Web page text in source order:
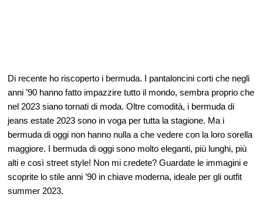
Di recente ho riscoperto i bermuda. I pantaloncini corti che negli
anni ’90 hanno fatto impazzire tutto il mondo, sembra proprio che
nel 2023 siano tornati di moda. Oltre comodità, i bermuda di
jeans estate 2023 sono in voga per tutta la stagione. Ma i
bermuda di oggi non hanno nulla a che vedere con la loro sorella
maggiore. I bermuda di oggi sono molto eleganti, più lunghi, più
alti e così street style! Non mi credete? Guardate le immagini e
scoprite lo stile anni ’90 in chiave moderna, ideale per gli outfit
summer 2023.